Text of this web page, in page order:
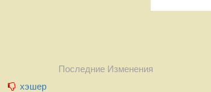
Последние Изменения
хэшер